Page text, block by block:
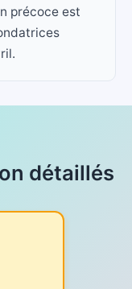
précoce est
détaillés